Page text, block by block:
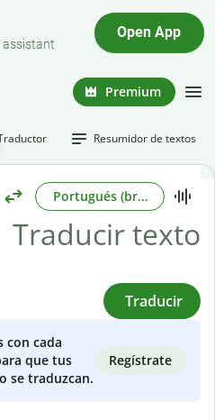
assistant
Open App
Premium
Resumidor de textos
Portugués (brasileño)
Traducir
con cada
que tus
se traduzcan.
Regístrate